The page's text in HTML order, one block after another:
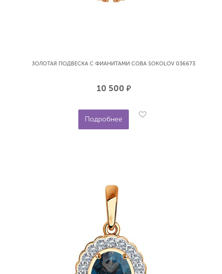
ЗОЛОТАЯ ПОДВЕСКА С ФИАНИТАМИ СОВА SOKOLOV 036673
10 500 р.
Подробнее